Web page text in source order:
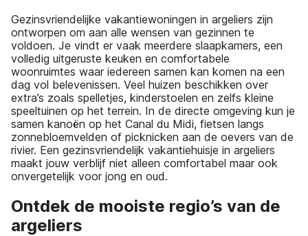
Gezinsvriendelijke vakantiewoningen in argeliers zijn
ontworpen om aan alle wensen van gezinnen te
voldoen. Je vindt er vaak meerdere slaapkamers, een
volledig uitgeruste keuken en comfortabele
woonruimtes waar iedereen samen kan komen na een
dag vol belevenissen. Veel huizen beschikken over
extra’s zoals spelletjes, kinderstoelen en zelfs kleine
speeltuinen op het terrein. In de directe omgeving kun je
samen kanoën op het Canal du Midi, fietsen langs
zonnebloemvelden of picknicken aan de oevers van de
rivier. Een gezinsvriendelijk vakantiehuisje in argeliers
maakt jouw verblijf niet alleen comfortabel maar ook
onvergetelijk voor jong en oud.
Ontdek de mooiste regio’s van de
argeliers